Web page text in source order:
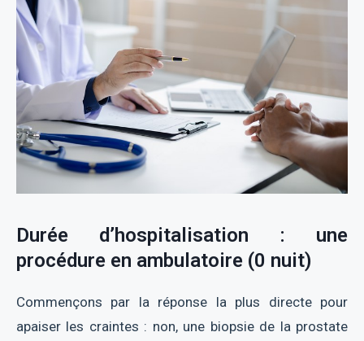
Durée d’hospitalisation : une
procédure en ambulatoire (0 nuit)
Commençons par la réponse la plus directe pour
apaiser les craintes : non, une biopsie de la prostate